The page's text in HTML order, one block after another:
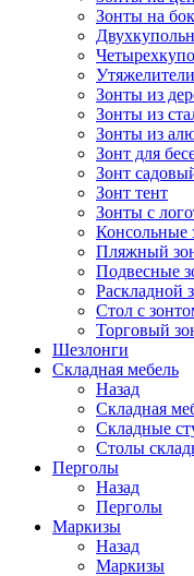
Зонты на
Зонты из
Зонты из
Зонты из
Зонт для
Зонт
Зонт тент
Зонты с
Консольные
Пляжный
Подвесные
Раскладной
Стол с
Торговый
Шезлонги
Складная мебель
Назад
Складная
Складные
Столы
Перголы
Назад
Перголы
Маркизы
Назад
Маркизы